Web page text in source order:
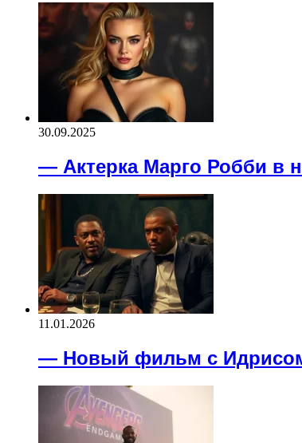
30.09.2025
— Актерка Марго Робби в
11.01.2026
— Новый фильм с